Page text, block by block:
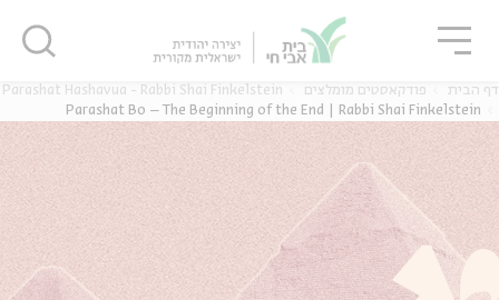
נוער
אנגלית
דף הבית פודקאסטים מומלצים
Parashat Hashavua - Rabbi Shai Finkelstein
Parashat Bo – The Beginning of the End | Rabbi Shai Finkelstein
סגור